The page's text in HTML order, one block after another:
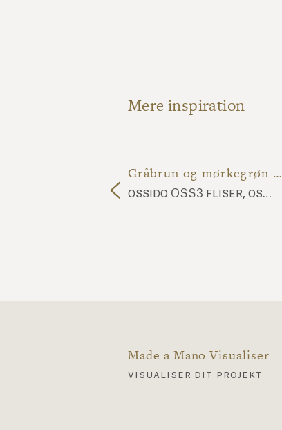
Mere inspiration
Gråbrun og mørkegrøn lavastensforretning
ossido OSS3 fliser, ossido OSS9 fliser
Made a Mano Visualiser
visualiser dit projekt